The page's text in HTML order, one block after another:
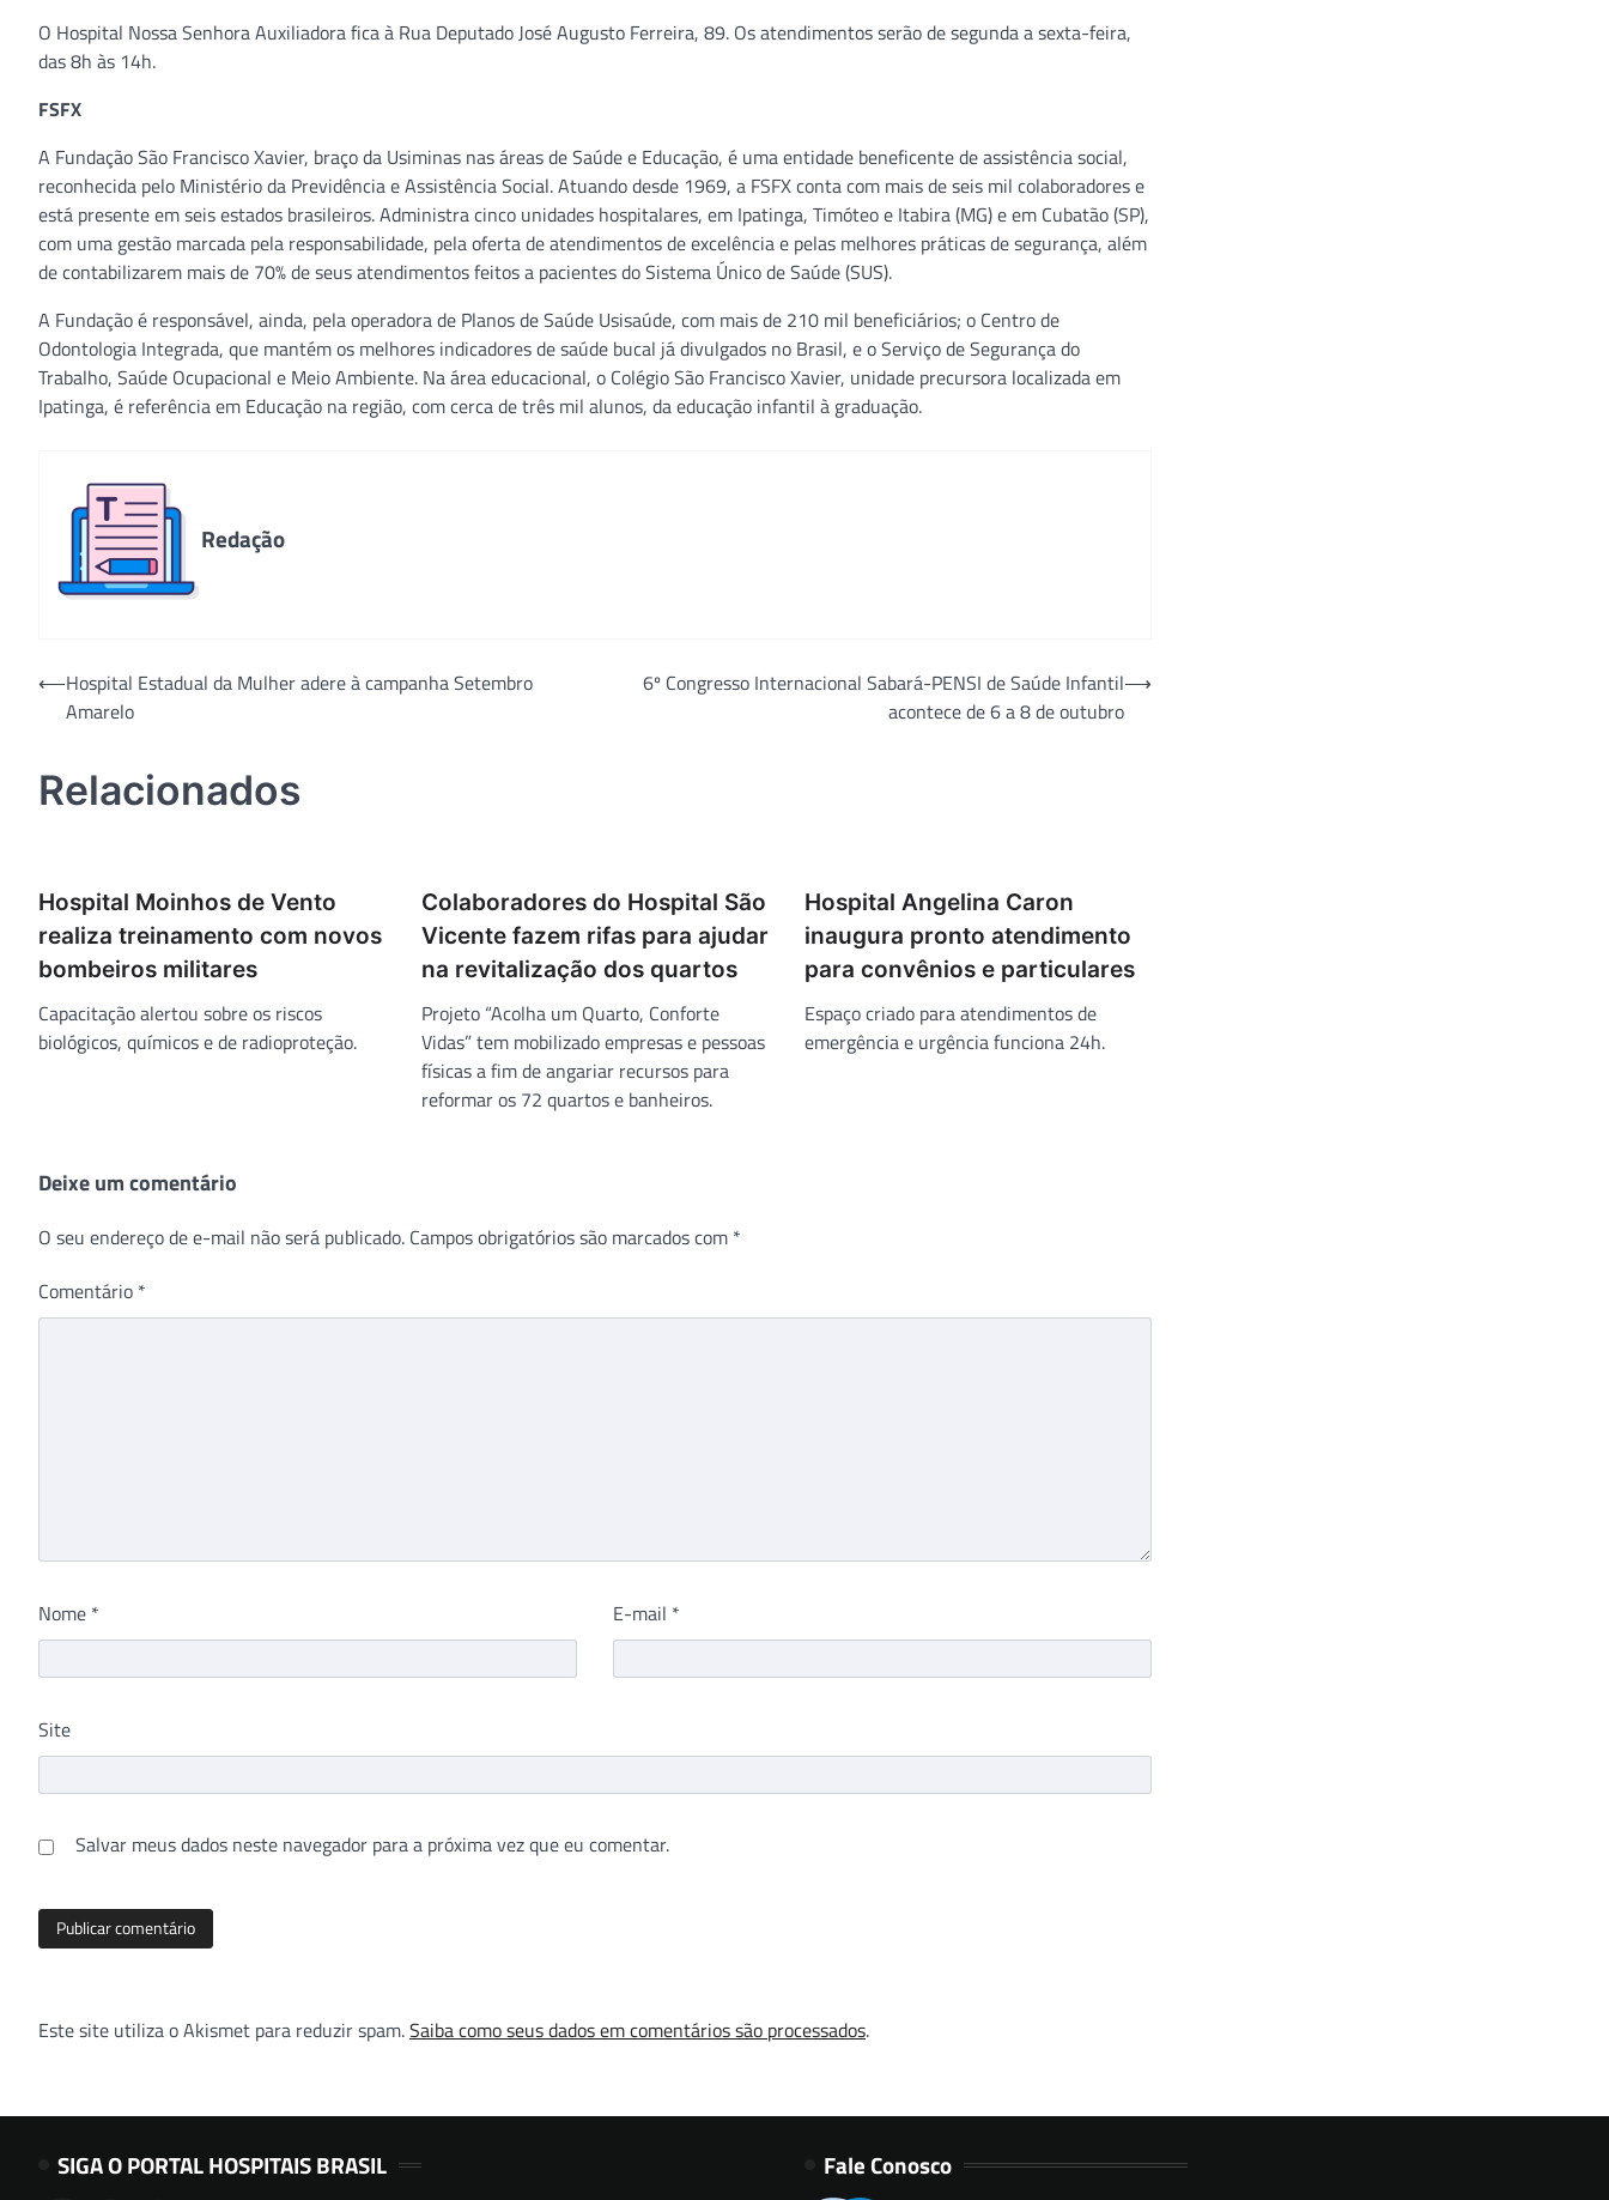
O Hospital Nossa Senhora Auxiliadora fica à Rua Deputado José Augusto Ferreira, 89. Os atendimentos serão de segunda a sexta-feira,
das 8h às 14h.
FSFX
A Fundação São Francisco Xavier, braço da Usiminas nas áreas de Saúde e Educação, é uma entidade beneficente de assistência social,
reconhecida pelo Ministério da Previdência e Assistência Social. Atuando desde 1969, a FSFX conta com mais de seis mil colaboradores e
está presente em seis estados brasileiros. Administra cinco unidades hospitalares, em Ipatinga, Timóteo e Itabira (MG) e em Cubatão (SP),
com uma gestão marcada pela responsabilidade, pela oferta de atendimentos de excelência e pelas melhores práticas de segurança, além
de contabilizarem mais de 70% de seus atendimentos feitos a pacientes do Sistema Único de Saúde (SUS).
A Fundação é responsável, ainda, pela operadora de Planos de Saúde Usisaúde, com mais de 210 mil beneficiários; o Centro de
Odontologia Integrada, que mantém os melhores indicadores de saúde bucal já divulgados no Brasil, e o Serviço de Segurança do
Trabalho, Saúde Ocupacional e Meio Ambiente. Na área educacional, o Colégio São Francisco Xavier, unidade precursora localizada em
Ipatinga, é referência em Educação na região, com cerca de três mil alunos, da educação infantil à graduação.
Redação
Navegação
⟵Hospital Estadual da Mulher adere à campanha Setembro
Amarelo
6º Congresso Internacional Sabará-PENSI de Saúde Infantil
acontece de 6 a 8 de outubro
⟶
Relacionados
Hospital Moinhos de Vento
realiza treinamento com novos
bombeiros militares
Capacitação alertou sobre os riscos
biológicos, químicos e de radioproteção.
Colaboradores do Hospital São
Vicente fazem rifas para ajudar
na revitalização dos quartos
Projeto “Acolha um Quarto, Conforte
Vidas” tem mobilizado empresas e pessoas
físicas a fim de angariar recursos para
reformar os 72 quartos e banheiros.
Hospital Angelina Caron
inaugura pronto atendimento
para convênios e particulares
Espaço criado para atendimentos de
emergência e urgência funciona 24h.
Deixe um comentário
O seu endereço de e-mail não será publicado. Campos obrigatórios são marcados com *
Comentário *
Nome * E-mail *
Site
Salvar meus dados neste navegador para a próxima vez que eu comentar.
Este site utiliza o Akismet para reduzir spam.Saiba como seus dados em comentários são processados.
SIGA O PORTAL HOSPITAIS BRASIL Fale Conosco